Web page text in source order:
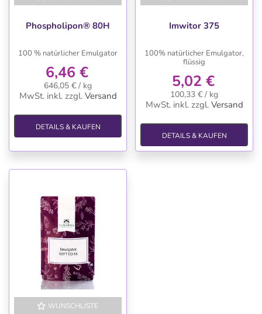
Phospholipon® 80H
100 % natürlicher Emulgator
6,46 €
646,05 € / kg
MwSt. inkl. zzgl. Versand
DETAILS & KAUFEN
Imwitor 375
100% natürlicher Emulgator,
flüssig
5,02 €
100,33 € / kg
MwSt. inkl. zzgl. Versand
DETAILS & KAUFEN
WUNSCHLISTE